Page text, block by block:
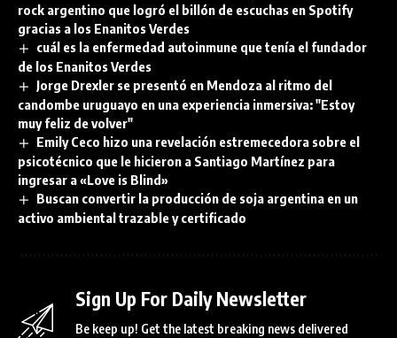
rock argentino que logró el billón de escuchas en Spotify
gracias a los Enanitos Verdes
cuál es la enfermedad autoinmune que tenía el fundador
de los Enanitos Verdes
Jorge Drexler se presentó en Mendoza al ritmo del
candombe uruguayo en una experiencia inmersiva: "Estoy
muy feliz de volver"
Emily Ceco hizo una revelación estremecedora sobre el
psicotécnico que le hicieron a Santiago Martínez para
ingresar a «Love is Blind»
Buscan convertir la producción de soja argentina en un
activo ambiental trazable y certificado
Sign Up For Daily Newsletter
Be keep up! Get the latest breaking news delivered